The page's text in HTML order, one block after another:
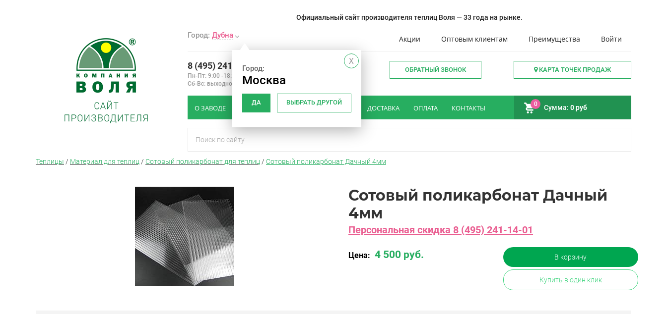
Официальный сайт производителя теплиц Воля — 33 года на рынке.
Город: Дубна
X
Город:
Москва
ДА ВЫБРАТЬ ДРУГОЙ
Акции Оптовым клиентам Преимущества Войти
8 (495) 241-14-01
Пн-Пт: 9:00 -18:00
Сб-Вс: выходной
КАРТА ТОЧЕК ПРОДАЖ
ОБРАТНЫЙ ЗВОНОК
О ЗАВОДЕ КАК ВЫБРАТЬ ТЕПЛИЦУ ДОСТАВКА ОПЛАТА КОНТАКТЫ 0 Сумма: 0 руб
Теплицы / Материал для теплиц / Сотовый поликарбонат для теплиц / Сотовый поликарбонат Дачный 4мм
Сотовый поликарбонат Дачный
4мм
Персональная скидка 8 (495) 241-14-01
Цена: 4 500 руб. В корзину
Купить в один клик